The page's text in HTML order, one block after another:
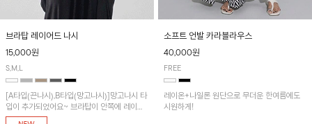
브라탑 레이어드 나시
15,000원
S,M,L
[A타입(끈나시),B타입(망고나시)]망고나시 타
입이 추가되었어요~ 브라탑이 안쪽에 레이어
드 되어 실용적인 나시!
소프트 언발 카라블라우스
40,000원
FREE
레이온+나일론 원단으로 무더운 한여름에도
시원하게!